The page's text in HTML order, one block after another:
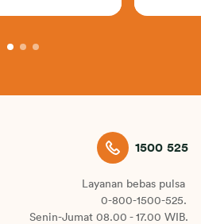
1500 525
Layanan bebas pulsa
0-800-1500-525.
Senin-Jumat 08.00 - 17.00 WIB.